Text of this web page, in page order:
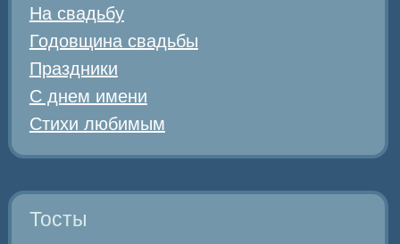
На свадьбу
Годовщина свадьбы
Праздники
С днем имени
Стихи любимым
Тосты